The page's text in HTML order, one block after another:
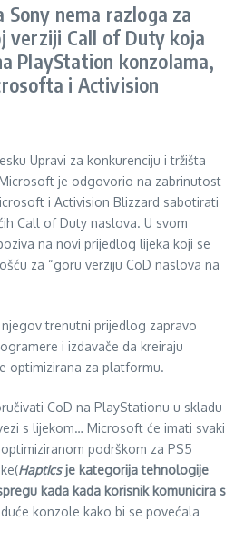
nema razloga za
verziji Call of Duty koja
PlayStation konzolama,
i Activision
Upravi za konkurenciju i tržišta
je odgovorio na zabrinutost
i Activision Blizzard sabotirati
Call of Duty naslova. U svom
na novi prijedlog lijeka koji se
za “goru verziju CoD naslova na
trenutni prijedlog zapravo
i izdavače da kreiraju
optimizirana za platformu.
​​CoD na PlayStationu u skladu
s lijekom… Microsoft će imati svaki
podrškom za PS5
Hapticsje kategorija tehnologije
kada kada korisnik komunicira s
konzole kako bi se povećala